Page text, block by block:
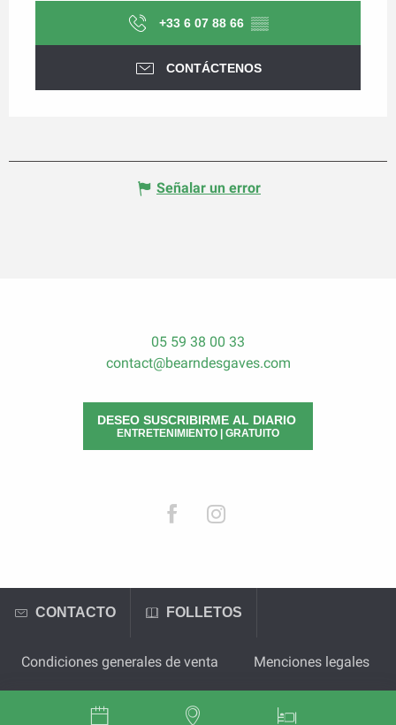
+33 6 07 88 66 ▒▒
CONTÁCTENOS
Señalar un error
05 59 38 00 33
contact@bearndesgaves.com
DESEO SUSCRIBIRME AL DIARIO
ENTRETENIMIENTO | GRATUITO
CONTACTO FOLLETOS
Condiciones generales de venta Menciones legales